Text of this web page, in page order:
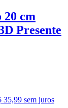
20 cm
Presente
35,99 sem juros